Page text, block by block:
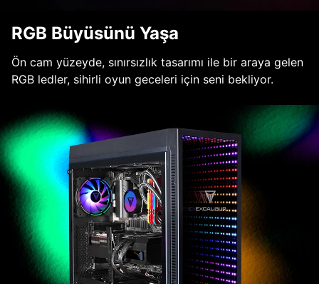
RGB Büyüsünü Yaşa
Ön cam yüzeyde, sınırsızlık tasarımı ile bir araya gelen
RGB ledler, sihirli oyun geceleri için seni bekliyor.